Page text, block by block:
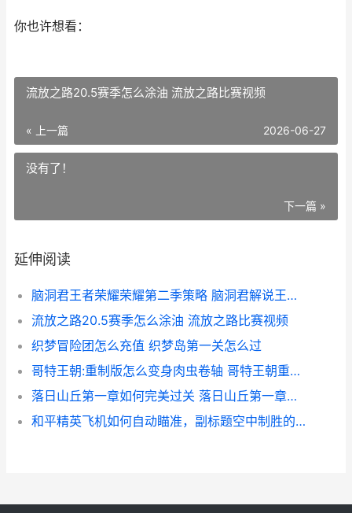
你也许想看：
流放之路20.5赛季怎么涂油 流放之路比赛视频
« 上一篇 2026-06-27
没有了！
下一篇 »
延伸阅读
脑洞君王者荣耀荣耀第二季策略 脑洞君解说王者荣耀
流放之路20.5赛季怎么涂油 流放之路比赛视频
织梦冒险团怎么充值 织梦岛第一关怎么过
哥特王朝:重制版怎么变身肉虫卷轴 哥特王朝重制版开锁
落日山丘第一章如何完美过关 落日山丘第一章车祸第二个线索
和平精英飞机如何自动瞄准，副标题空中制胜的智能秘诀